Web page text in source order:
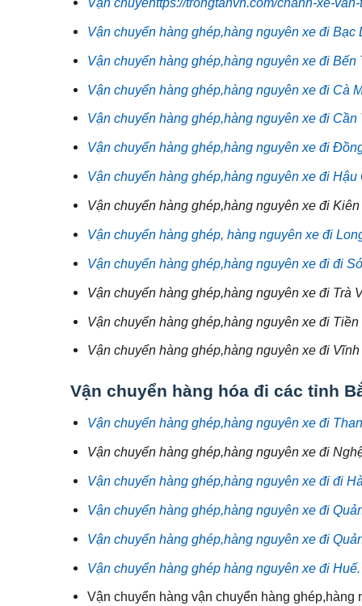
Vận chuyển hàng ghép,hàng nguyên xe đi Bạc
Vận chuyển hàng ghép,hàng nguyên xe đi Bến
Vận chuyển hàng ghép,hàng nguyên xe đi Cà
Vận chuyển hàng ghép,hàng nguyên xe đi Cần
Vận chuyển hàng ghép,hàng nguyên xe đi
Vận chuyển hàng ghép,hàng nguyên xe đi Hậu
Vận chuyển hàng ghép,hàng nguyên xe đi
Vận chuyển hàng ghép, hàng nguyên xe đi
Vận chuyển hàng ghép,hàng nguyên xe đi đi
Vận chuyển hàng ghép,hàng nguyên xe đi Trà
Vận chuyển hàng ghép,hàng nguyên xe đi Tiền
Vận chuyển hàng ghép,hàng nguyên xe đi
Vận chuyển hàng hóa đi các tỉnh
Vận chuyển hàng ghép,hàng nguyên xe đi
Vận chuyển hàng ghép,hàng nguyên xe đi
Vận chuyển hàng ghép,hàng nguyên xe đi đi
Vận chuyển hàng ghép,hàng nguyên xe đi
Vận chuyển hàng ghép,hàng nguyên xe đi
Vận chuyển hàng ghép hàng nguyên xe đi Huế.
Vận chuyển hàng vận chuyển hàng ghép,hàng